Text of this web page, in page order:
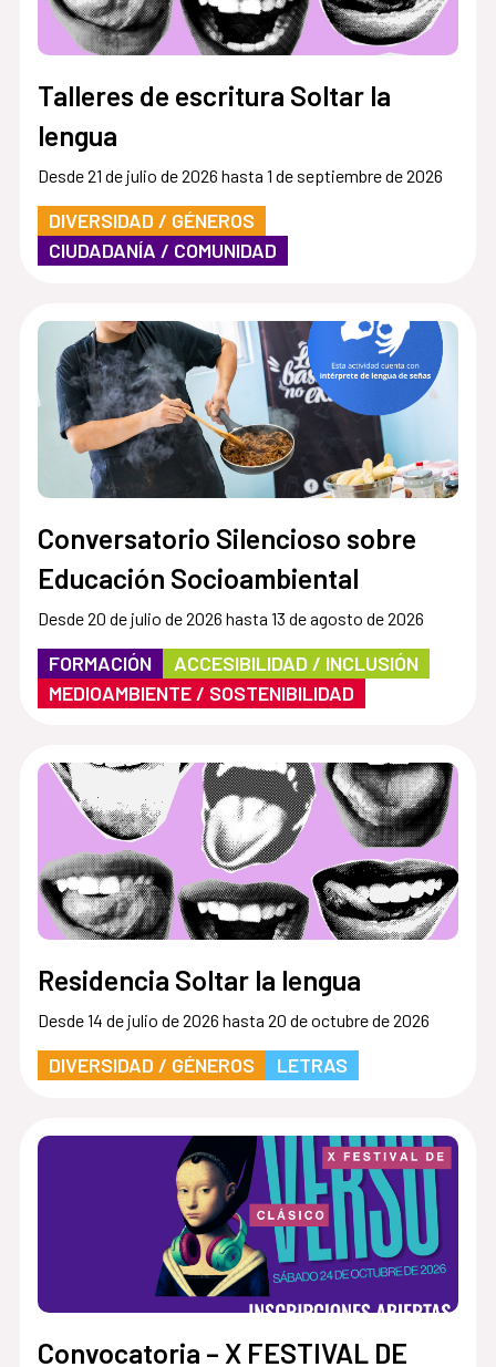
Talleres de escritura Soltar la
lengua
Desde 21 de julio de 2026 hasta 1 de septiembre de 2026
DIVERSIDAD / GÉNEROS
CIUDADANÍA / COMUNIDAD
Conversatorio Silencioso sobre
Educación Socioambiental
Desde 20 de julio de 2026 hasta 13 de agosto de 2026
FORMACIÓN
ACCESIBILIDAD / INCLUSIÓN
MEDIOAMBIENTE / SOSTENIBILIDAD
Residencia Soltar la lengua
Desde 14 de julio de 2026 hasta 20 de octubre de 2026
DIVERSIDAD / GÉNEROS LETRAS
Convocatoria – X FESTIVAL DE